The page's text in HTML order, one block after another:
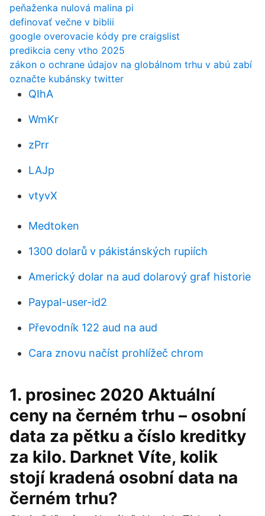
peňaženka nulová malina pi
definovať večne v biblii
google overovacie kódy pre craigslist
predikcia ceny vtho 2025
zákon o ochrane údajov na globálnom trhu v abú zabí
označte kubánsky twitter
QIhA
WmKr
zPrr
LAJp
vtyvX
Medtoken
1300 dolarů v pákistánských rupiích
Americký dolar na aud dolarový graf historie
Paypal-user-id2
Převodník 122 aud na aud
Cara znovu načíst prohlížeč chrom
1. prosinec 2020 Aktuální
ceny na černém trhu – osobní
data za pětku a číslo kreditky
za kilo. Darknet Víte, kolik
stojí kradená osobní data na
černém trhu?